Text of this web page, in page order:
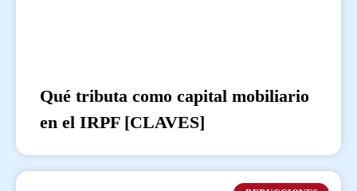
Qué tributa como capital mobiliario
en el IRPF [CLAVES]